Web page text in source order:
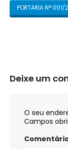
PORTARIA N° 001/
Deixe um
O seu
Campos